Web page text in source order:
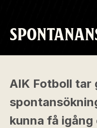
AIK Fotboll tar
kunna få igång